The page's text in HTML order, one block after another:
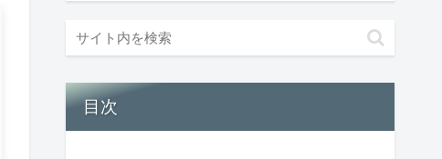
目次